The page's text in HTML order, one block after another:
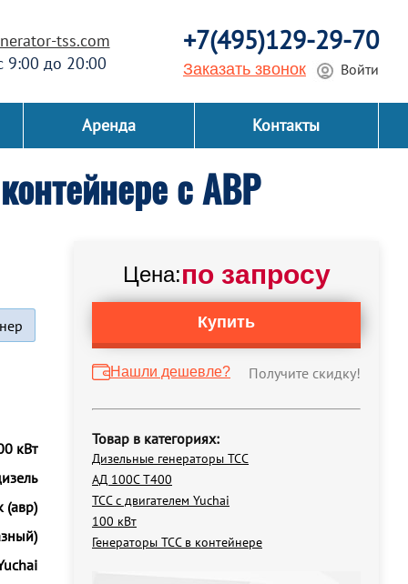
tss.com
9:00 до 20:00
+7(495)129-29-70
Заказать звонок Войти
Аренда Контакты
с АВР
Цена:по запросу
Купить
Нашли дешевле? Получите скидку!
Товар в категориях:
Дизельные генераторы ТСС
АД 100С Т400
ТСС с двигателем Yuchai
100 кВт
Генераторы ТСС в контейнере
кВт
(авр)